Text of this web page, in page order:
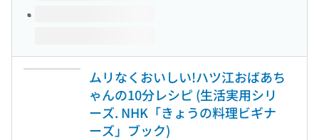
ムリなくおいしい!ハツ江おばあち
ゃんの10分レシピ (生活実用シリ
ーズ. NHK「きょうの料理ビギナ
ーズ」ブック)